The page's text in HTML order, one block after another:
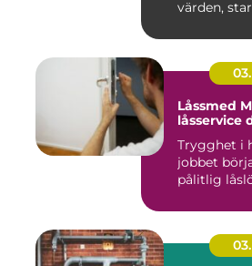
värden,
Låssmed
låsservice
Trygghet i
jobbet
pålitlig